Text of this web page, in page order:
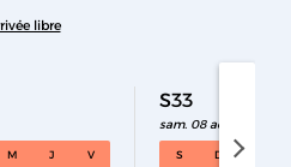
libre
M J V
S33
sam. 08 août - 15 août
S D
S32 sam. 01 août - 08 août